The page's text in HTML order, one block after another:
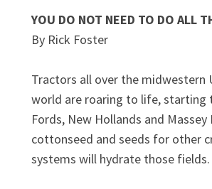
YOU DO NOT NEED TO DO ALL
By Rick Foster
Tractors all over the midwestern
world are roaring to life, starting
Fords, New Hollands and
cottonseed and seeds for other
systems will hydrate those fields.